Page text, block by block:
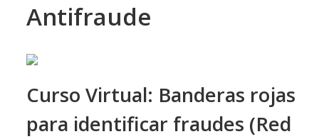
Antifraude
Curso Virtual: Banderas rojas
para identificar fraudes (Red